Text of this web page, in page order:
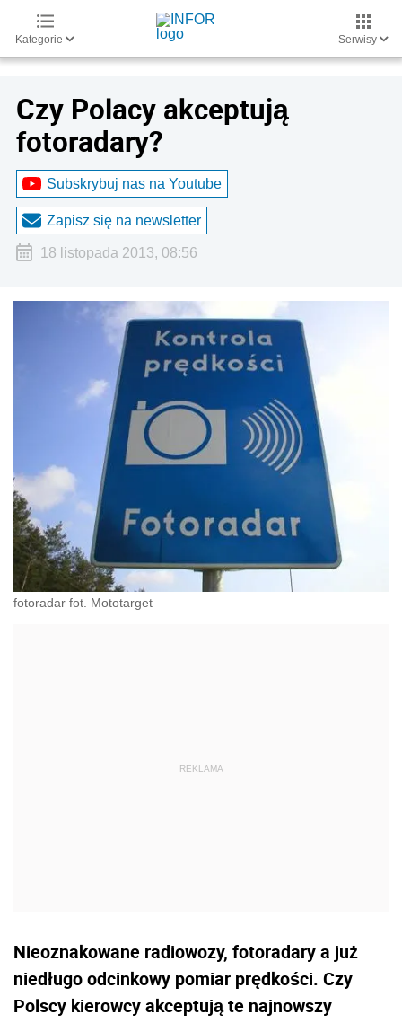
Kategorie Serwisy
Czy Polacy akceptują
fotoradary?
Subskrybuj nas na Youtube
Zapisz się na newsletter
18 listopada 2013, 08:56
fotoradar fot. Mototarget
Nieoznakowane radiowozy, fotoradary a już
niedługo odcinkowy pomiar prędkości. Czy
Polscy kierowcy akceptują te najnowszy